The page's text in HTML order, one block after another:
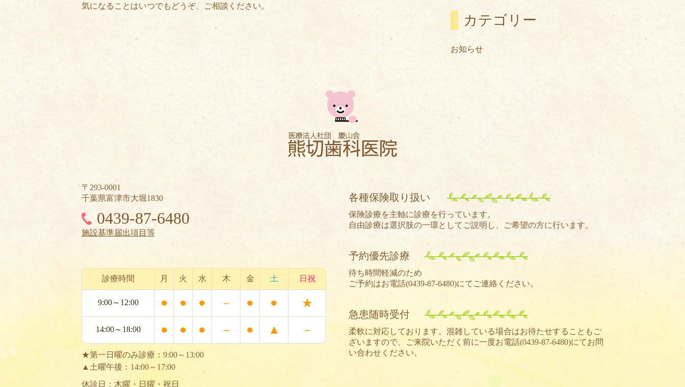
気になることはいつでもどうぞ、ご相談ください。
カテゴリー
お知らせ
〒293-0001
千葉県富津市大堀1830
0439-87-6480
施設基準届出項目等
診療時間 月 火 水 木 金 土 日祝
9:00～12:00 ● ● ● － ● ● ★
14:00～18:00 ● ● ● － ● ▲ －
★第一日曜のみ診療：9:00～13:00
▲土曜午後：14:00～17:00
休診日：木曜・日曜・祝日
各種保険取り扱い
保険診療を主軸に診療を行っています。
自由診療は選択肢の一環としてご説明し、ご希望の方に行います。
予約優先診療
待ち時間軽減のため
ご予約はお電話(0439-87-6480)にてご連絡ください。
急患随時受付
柔軟に対応しております。混雑している場合はお待たせすることもご
ざいますので、ご来院いただく前に一度お電話(0439-87-6480)にてお問
い合わせください。